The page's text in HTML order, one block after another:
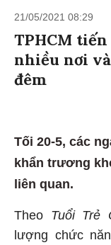
21/05/2021 08:29
TPHCM
nhiều nơi
đêm
Tối 20-5, các
khẩn trương
liên quan.
Theo Tuổi Trẻ
lượng chức